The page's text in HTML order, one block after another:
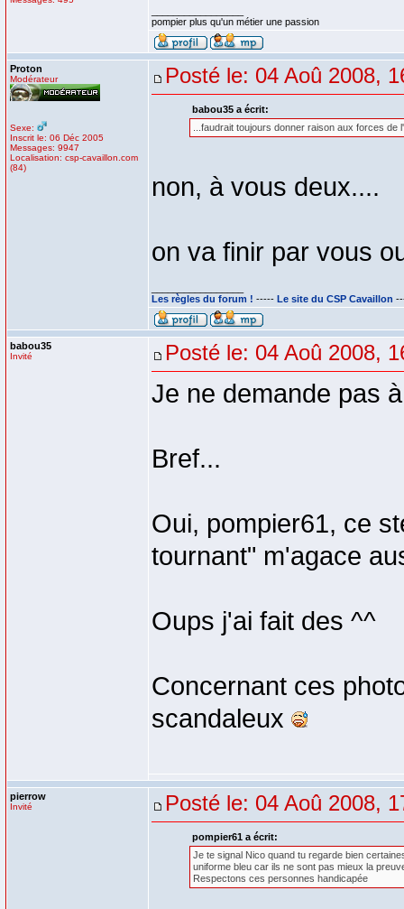
pompier plus qu'un métier une passion
Proton
Modérateur
Sexe:
Inscrit le: 06 Déc 2005
Messages: 9947
Localisation: csp-cavaillon.com
(84)
Posté le: 04 Aoû 2008,
babou35 a écrit:
...faudrait toujours donner raison aux forces de
non, à vous deux....
on va finir par vous
Les règles du forum ! ----- Le site du CSP Cavaillon
babou35
Invité Posté le: 04 Aoû 2008,
Je ne demande pas
Bref...
Oui, pompier61, ce
tournant" m'agace
Oups j'ai fait des ^^
Concernant ces
scandaleux
pierrow
Invité Posté le: 04 Aoû 2008,
pompier61 a écrit:
Je te signal Nico quand tu regarde bien
uniforme bleu car ils ne sont pas mieux la
Respectons ces personnes handicapée